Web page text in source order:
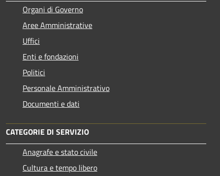
Organi di Governo
Aree Amministrative
Uffici
Enti e fondazioni
Politici
Personale Amministrativo
Documenti e dati
CATEGORIE DI SERVIZIO
Anagrafe e stato civile
Cultura e tempo libero